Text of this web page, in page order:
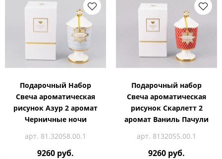
Подарочный Набор
Свеча ароматическая
рисунок Азур 2 аромат
Черничные ночи
арт. 81.32058.00.1
9260 руб.
Подарочный набор
Свеча ароматическая
рисунок Скарлетт 2
аромат Ваниль Пачули
арт. 8132055.00.1
9260 руб.